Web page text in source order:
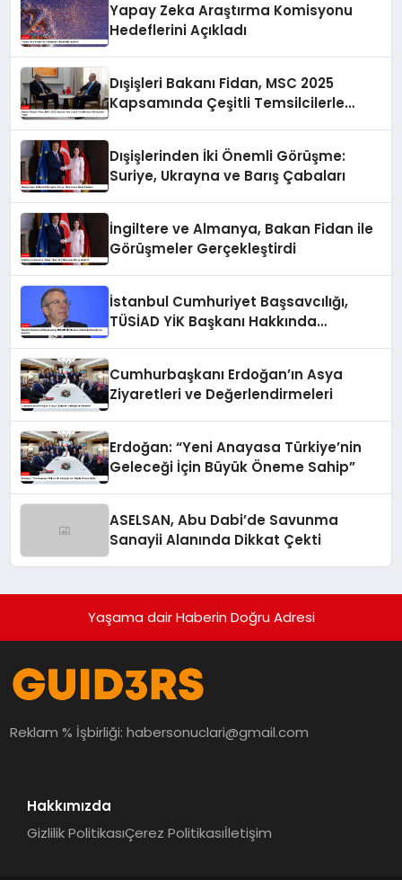
Yapay Zeka Araştırma Komisyonu
Hedeflerini Açıkladı
Dışişleri Bakanı Fidan, MSC 2025
Kapsamında Çeşitli Temsilcilerle
Dışişlerinden İki Önemli Görüşme:
Suriye, Ukrayna ve Barış Çabaları
İngiltere ve Almanya, Bakan Fidan ile
Görüşmeler Gerçekleştirdi
İstanbul Cumhuriyet Başsavcılığı,
TÜSİAD YİK Başkanı Hakkında
Cumhurbaşkanı Erdoğan’ın Asya
Ziyaretleri ve Değerlendirmeleri
Erdoğan: “Yeni Anayasa Türkiye’nin
Geleceği İçin Büyük Öneme Sahip”
ASELSAN, Abu Dabi’de Savunma
Sanayii Alanında Dikkat Çekti
Yaşama dair Haberin Doğru Adresi
Reklam % İşbirliği:habersonuclari@gmail.com
Hakkımızda
Gizlilik PolitikasıÇerez Politikasıİletişim